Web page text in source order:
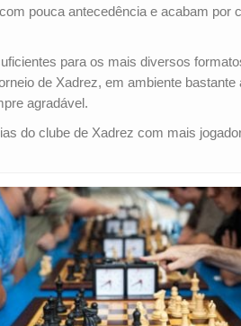
pouca antecedência e acabam por
para os mais diversos
de Xadrez, em ambiente
agradável.
do clube de Xadrez com mais